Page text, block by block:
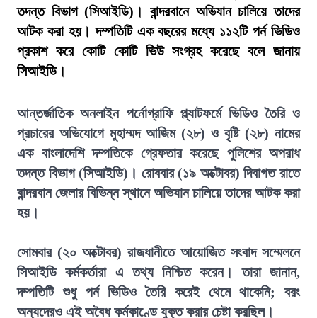
তদন্ত বিভাগ (সিআইডি)। বান্দরবানে অভিযান চালিয়ে তাদের
আটক করা হয়। দম্পতিটি এক বছরের মধ্যে ১১২টি পর্ন ভিডিও
প্রকাশ করে কোটি কোটি ভিউ সংগ্রহ করেছে বলে জানায়
সিআইডি।
আন্তর্জাতিক অনলাইন পর্নোগ্রাফি প্ল্যাটফর্মে ভিডিও তৈরি ও
প্রচারের অভিযোগে মুহাম্মদ আজিম (২৮) ও বৃষ্টি (২৮) নামের
এক বাংলাদেশি দম্পতিকে গ্রেফতার করেছে পুলিশের অপরাধ
তদন্ত বিভাগ (সিআইডি)। রোববার (১৯ অক্টোবর) দিবাগত রাতে
বান্দরবান জেলার বিভিন্ন স্থানে অভিযান চালিয়ে তাদের আটক করা
হয়।
সোমবার (২০ অক্টোবর) রাজধানীতে আয়োজিত সংবাদ সম্মেলনে
সিআইডি কর্মকর্তারা এ তথ্য নিশ্চিত করেন। তারা জানান,
দম্পতিটি শুধু পর্ন ভিডিও তৈরি করেই থেমে থাকেনি; বরং
অন্যদেরও এই অবৈধ কর্মকাণ্ডে যুক্ত করার চেষ্টা করছিল।